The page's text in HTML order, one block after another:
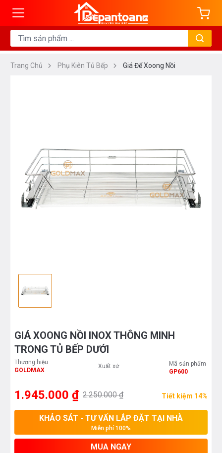
Trang Chủ Phụ Kiên Tủ Bếp Giá Để Xoong Nồi
GIÁ XOONG NỒI INOX THÔNG MINH
TRONG TỦ BẾP DƯỚI
Thương hiệu
GOLDMAX
Xuất xứ
Mã sản phẩm
GP600
1.945.000 ₫ 2.250.000 ₫ Tiết kiệm 14%
KHẢO SÁT - TƯ VẤN LẮP ĐẶT TẠI NHÀ
Miễn phí 100%
MUA NGAY